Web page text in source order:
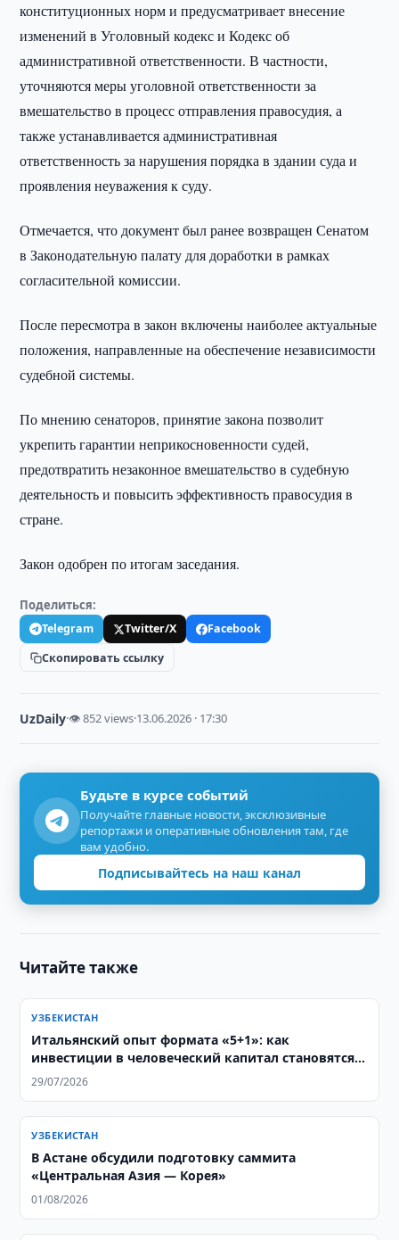
конституционных норм и предусматривает внесение
изменений в Уголовный кодекс и Кодекс об
административной ответственности. В частности,
уточняются меры уголовной ответственности за
вмешательство в процесс отправления правосудия, а
также устанавливается административная
ответственность за нарушения порядка в здании суда и
проявления неуважения к суду.
Отмечается, что документ был ранее возвращен Сенатом
в Законодательную палату для доработки в рамках
согласительной комиссии.
После пересмотра в закон включены наиболее актуальные
положения, направленные на обеспечение независимости
судебной системы.
По мнению сенаторов, принятие закона позволит
укрепить гарантии неприкосновенности судей,
предотвратить незаконное вмешательство в судебную
деятельность и повысить эффективность правосудия в
стране.
Закон одобрен по итогам заседания.
Поделиться:
Telegram Twitter/X
Facebook
Скопировать ссылку
UzDaily·👁 852 views·13.06.2026 · 17:30
Будьте в курсе событий
Получайте главные новости, эксклюзивные
репортажи и оперативные обновления там, где
вам удобно.
Подписывайтесь на наш канал
Читайте также
УЗБЕКИСТАН
Итальянский опыт формата «5+1»: как
инвестиции в человеческий капитал становятся
основой стратегического партнерства с
29/07/2026
УЗБЕКИСТАН
В Астане обсудили подготовку саммита
«Центральная Азия — Корея»
01/08/2026